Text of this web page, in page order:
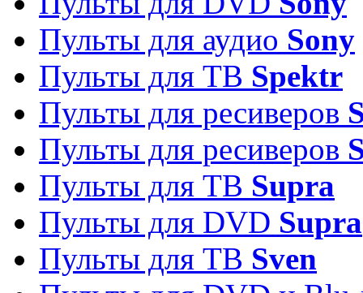
Пульты для аудио Sony
Пульты для ТВ Spektr
Пульты для ресиверов
Пульты для ресиверов
Пульты для ТВ Supra
Пульты для DVD Supra
Пульты для ТВ Sven